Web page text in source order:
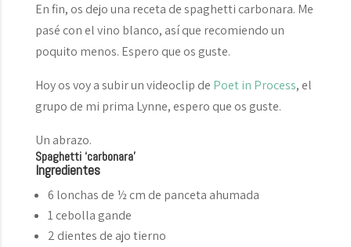
En fin, os dejo una receta de spaghetti carbonara. Me
pasé con el vino blanco, así que recomiendo un
poquito menos. Espero que os guste.
Hoy os voy a subir un videoclip de Poet in Process, el
grupo de mi prima Lynne, espero que os guste.
Un abrazo.
Spaghetti ‘carbonara’
Ingredientes
6 lonchas de ½ cm de panceta ahumada
1 cebolla gande
2 dientes de ajo tierno